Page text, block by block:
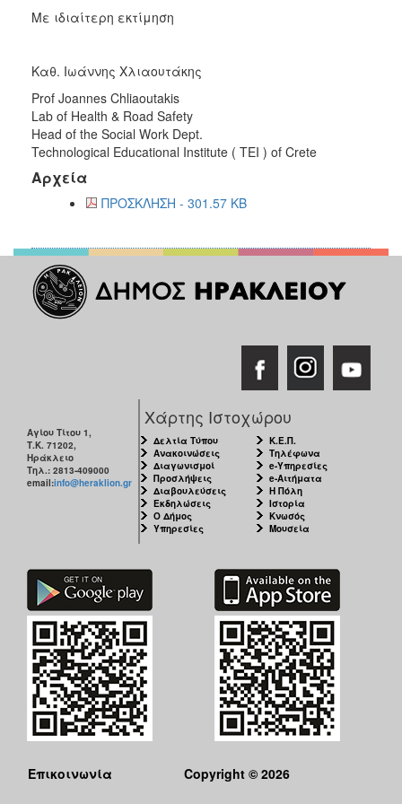
Με ιδιαίτερη εκτίμηση
Καθ. Ιωάννης Χλιαουτάκης
Prof Joannes Chliaoutakis
Lab of Health & Road Safety
Head of the Social Work Dept.
Technological Educational Institute ( TEI ) of Crete
Αρχεία
ΠΡΟΣΚΛΗΣΗ - 301.57 KB
Αγίου Τίτου 1,
Τ.Κ. 71202,
Ηράκλειο
Τηλ.: 2813-409000
email:info@heraklion.gr
Χάρτης Ιστοχώρου
Δελτία Τύπου
Ανακοινώσεις
Διαγωνισμοί
Προσλήψεις
Διαβουλεύσεις
Εκδηλώσεις
Ο Δήμος
Υπηρεσίες
Κ.Ε.Π.
Τηλέφωνα
e-Υπηρεσίες
e-Αιτήματα
Η Πόλη
Ιστορία
Κνωσός
Μουσεία
Επικοινωνία
Copyright © 2026